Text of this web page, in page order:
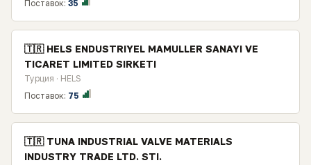
Поставок: 35
🇹🇷 HELS ENDUSTRIYEL MAMULLER SANAYI VE
TICARET LIMITED SIRKETI
Турция · HELS
Поставок: 75
🇹🇷 TUNA INDUSTRIAL VALVE MATERIALS
INDUSTRY TRADE LTD. STI.